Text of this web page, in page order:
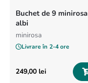
Buchet de 9 minirosa
albi
minirosa
Livrare în 2-4 ore
249,00 lei